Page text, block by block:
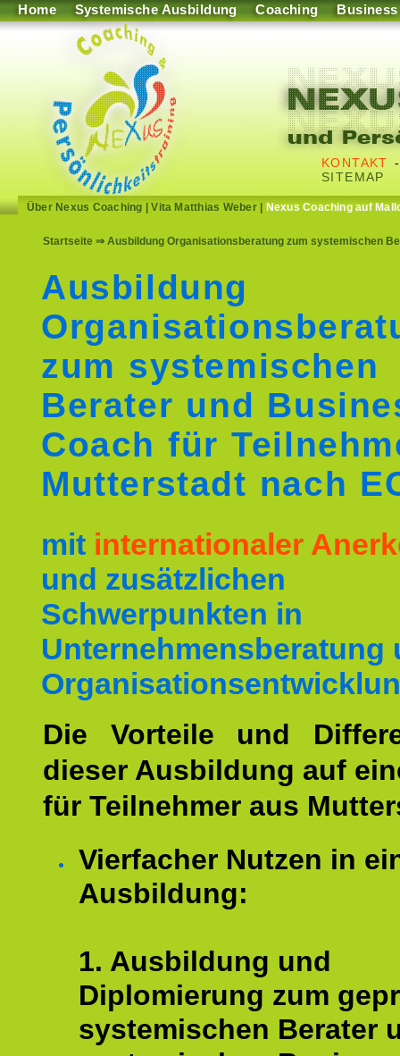
Home Systemische Ausbildung Coaching Business
KONTAKT
SITEMAP
Über Nexus Coaching |Vita Matthias Weber| Nexus Coaching auf
Startseite ⇒ Ausbildung Organisationsberatung zum systemischen
Ausbildung
zum systemischen
Berater und
Coach für
Mutterstadt nach
mit internationaler
und zusätzlichen
Schwerpunkten in
Unternehmensberatung
Die Vorteile und
dieser Ausbildung auf
für Teilnehmer aus
Vierfacher Nutzen in
Ausbildung:
1. Ausbildung und
Diplomierung zum
systemischen Berater